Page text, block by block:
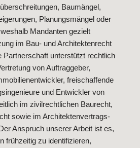
Baumängel,
Planungsmängel oder
Mandanten gezielt
im Bau- und Architektenrecht
Partnerschaft unterstützt rechtlich
von Auftraggeber,
freischaffende
und Entwickler von
im zivilrechtlichen Baurecht,
sowie im Architektenvertrags-
Anspruch unserer Arbeit ist es,
frühzeitig zu identifizieren,